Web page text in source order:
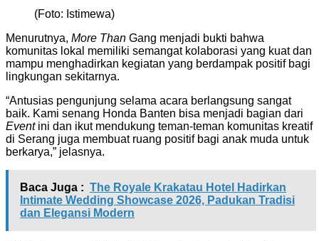
(Foto: Istimewa)
Menurutnya, More Than Gang menjadi bukti bahwa
komunitas lokal memiliki semangat kolaborasi yang kuat dan
mampu menghadirkan kegiatan yang berdampak positif bagi
lingkungan sekitarnya.
“Antusias pengunjung selama acara berlangsung sangat
baik. Kami senang Honda Banten bisa menjadi bagian dari
Eventini dan ikut mendukung teman-teman komunitas kreatif
di Serang juga membuat ruang positif bagi anak muda untuk
berkarya,” jelasnya.
Baca Juga : The Royale Krakatau Hotel Hadirkan
Intimate Wedding Showcase 2026, Padukan Tradisi
dan Elegansi Modern